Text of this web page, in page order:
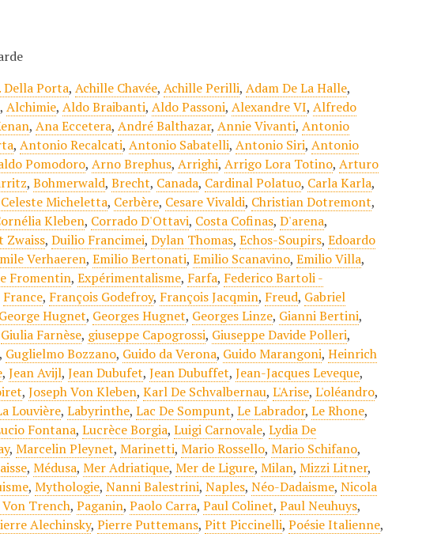
Della Porta,Achille Chavée,Achille Perilli,Adam De La Halle,
,Alchimie,Aldo Braibanti,Aldo Passoni,Alexandre VI,Alfredo
,Ana Eccetera,André Balthazar,Annie Vivanti,Antonio
,Antonio Recalcati,Antonio Sabatelli,Antonio Siri,Antonio
Pomodoro,Arno Brephus,Arrighi,Arrigo Lora Totino,Arturo
,Bohmerwald,Brecht, Canada, Cardinal Polatuo, Carla Karla,
Celeste Micheletta, Cerbère, Cesare Vivaldi, Christian Dotremont,
Kleben, Corrado D'Ottavi, Costa Cofinas,D'arena,
Zwaiss,Duilio Francimei,Dylan Thomas,Echos-Soupirs,Edoardo
Verhaeren,Emilio Bertonati,Emilio Scanavino,Emilio Villa,
Fromentin,Expérimentalisme, Farfa, Federico Bartoli -
France, François Godefroy, François Jacqmin, Freud, Gabriel
George Hugnet, Georges Hugnet, Georges Linze, Gianni Bertini,
Giulia Farnèse, giuseppe Capogrossi, Giuseppe Davide Polleri,
, Guglielmo Bozzano, Guido da Verona, Guido Marangoni,Heinrich
,Jean Avijl,Jean Dubufet,Jean Dubuffet,Jean-Jacques Leveque,
,Joseph Von Kleben,Karl De Schvalbernau,L'Arise,L'oléandro,
Louvière,Labyrinthe,Lac De Sompunt,Le Labrador,Le Rhone,
Fontana,Lucrèce Borgia,Luigi Carnovale,Lydia De
,Marcelin Pleynet,Marinetti,Mario Rossello,Mario Schifano,
,Médusa,Mer Adriatique,Mer de Ligure,Milan,Mizzi Litner,
,Mythologie,Nanni Balestrini,Naples,Néo-Dadaisme,Nicola
Von Trench,Paganin,Paolo Carra,Paul Colinet,Paul Neuhuys,
Alechinsky,Pierre Puttemans,Pitt Piccinelli,Poésie Italienne,